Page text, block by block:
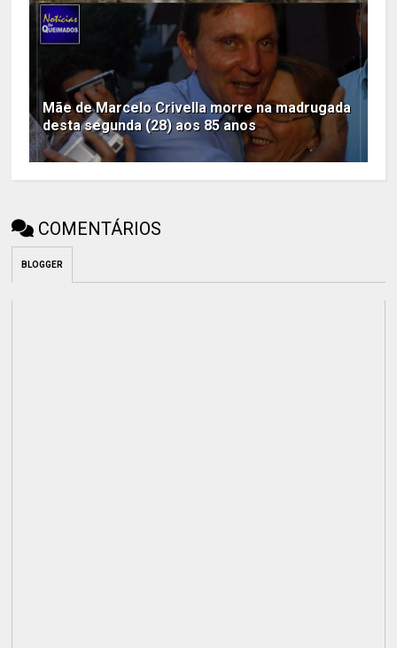
Mãe de Marcelo Crivella morre na madrugada
desta segunda (28) aos 85 anos
COMENTÁRIOS
BLOGGER